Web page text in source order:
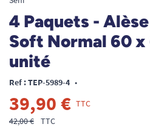
4 Paquets -
Soft Normal 60 x
unité
Ref : TEP-5989-4 •
39,90 € TTC
42,00 €
TTC